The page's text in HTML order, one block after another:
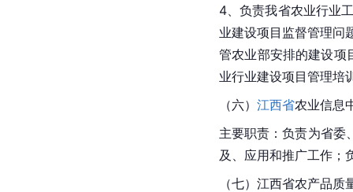
4、负责我省农业行业
业建设项目监督管理问
管农业部安排的建设项
业行业建设项目管理培
（六） 江西省农业信息
主要职责：负责为省委
及、应用和推广工作；
（七）江西省农产品质